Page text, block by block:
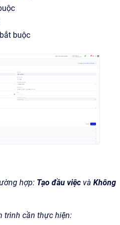
buộc
hợp: Tạo đầu việc và Không
trình cần thực hiện: